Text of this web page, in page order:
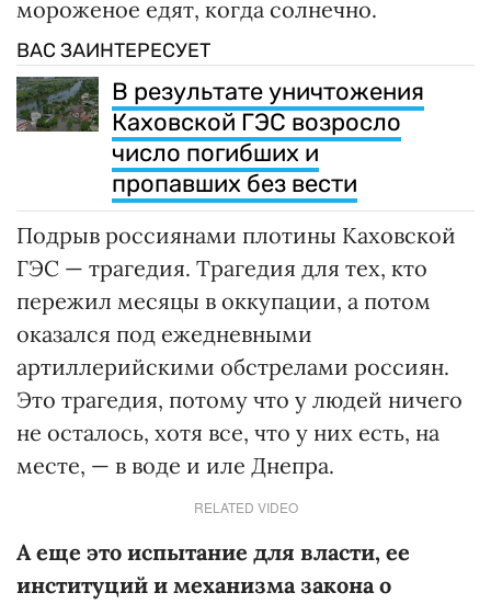
мороженое едят, когда солнечно.
ВАС ЗАИНТЕРЕСУЕТ
В результате уничтожения
Каховской ГЭС возросло
число погибших и
пропавших без вести
Подрыв россиянами плотины Каховской
ГЭС — трагедия. Трагедия для тех, кто
пережил месяцы в оккупации, а потом
оказался под ежедневными
артиллерийскими обстрелами россиян.
Это трагедия, потому что у людей ничего
не осталось, хотя все, что у них есть, на
месте, — в воде и иле Днепра.
RELATED VIDEO
А еще это испытание для власти, ее
институций и механизма закона о